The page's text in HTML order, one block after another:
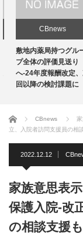
CBnews
敷地内薬局持つグルー
プ全体の評価見送り
へ-24年度報酬改定、次
回以降の検討課題に
ホーム CBnews
立、入院者訪問支援員の相
2022.12.12
家族意思表
保護入院-改
の相談支援も